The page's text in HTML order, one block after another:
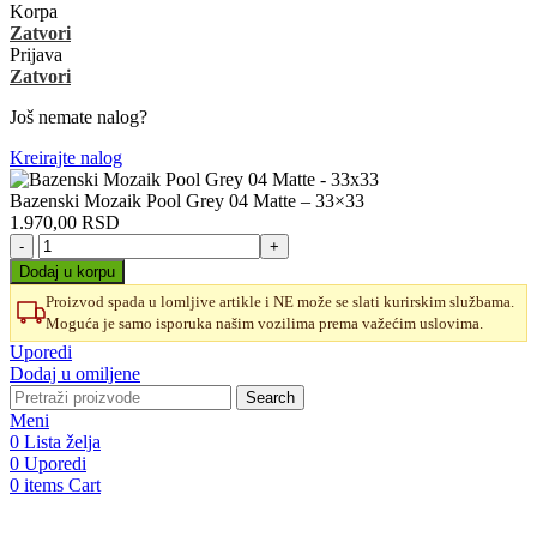
Korpa
Zatvori
Prijava
Zatvori
Još nemate nalog?
Kreirajte nalog
Bazenski Mozaik Pool Grey 04 Matte – 33×33
1.970,00 RSD
Bazenski
Mozaik
Pool
Grey
04
Matte
-
33x33
količina
Dodaj u korpu
Proizvod spada u lomljive artikle i NE može se slati kurirskim službama.
Moguća je samo isporuka našim vozilima prema važećim uslovima.
Uporedi
Dodaj u omiljene
Search
Meni
0 Lista želja
0 Uporedi
0 items Cart